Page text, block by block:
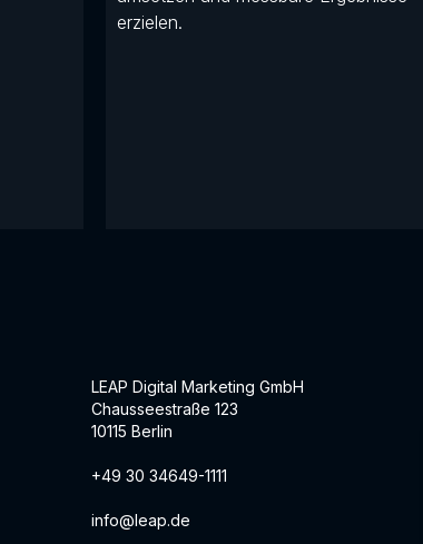
erzielen.
LEAP Digital Marketing GmbH
Chausseestraße 123
10115 Berlin
+49 30 34649-1111
info@leap.de